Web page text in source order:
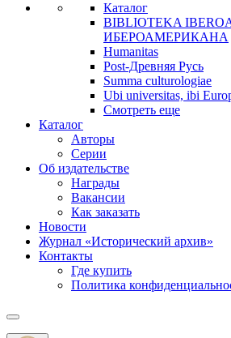
Каталог
BIBLIOTEKA
ИБЕРОАМЕРИКАНА
Humanitas
Post-Древняя Русь
Summa culturologiae
Ubi universitas, ibi
Смотреть еще
Каталог
Авторы
Серии
Об издательстве
Награды
Вакансии
Как заказать
Новости
Журнал «Исторический архив»‎
Контакты
Где купить
Политика
Меню